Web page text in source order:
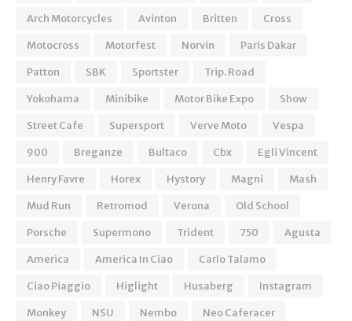
Arch Motorcycles
Avinton Britten
Cross
Motocross
Motorfest Norvin
Paris Dakar
Patton
SBK Sportster
Trip. Road
Yokohama
Minibike Motor Bike Expo
Show
Street Cafe
Supersport Verve Moto
Vespa
900
Breganze Bultaco Cbx
Egli Vincent
Henry Favre
Horex Hystory Magni
Mash
Mud Run
Retromod Verona
Old School
Porsche
Supermono Trident 750
Agusta
America
America In Ciao
Carlo Talamo
Ciao Piaggio
Higlight Husaberg
Instagram
Monkey
NSU Nembo
Neo Caferacer